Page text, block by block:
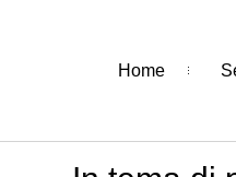
Home